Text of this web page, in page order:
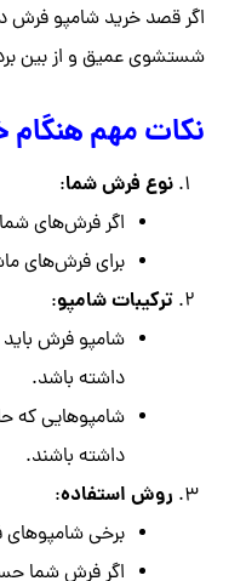
اگر قصد خرید شامپو فرش
شستشوی عمیق و از بین
نکات مهم
نوع فرش شما:
اگر فرش‌های
برای فرش‌های
ترکیبات شامپو:
شامپو فرش باید
داشته باشد.
شامپوهایی که
داشته باشند.
روش استفاده:
برخی شامپوهای
اگر فرش شما